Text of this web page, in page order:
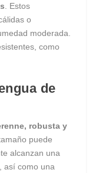
. Estos
o
moderada.
como
de
robusta y
puede
alcanzan una
así como una